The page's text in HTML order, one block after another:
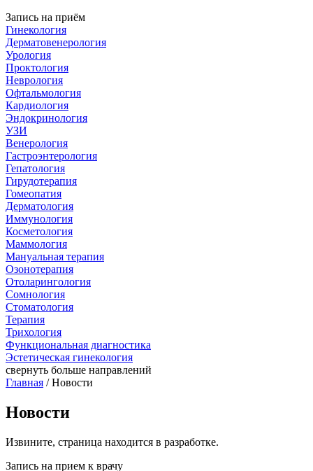
Запись на приём
Гинекология
Дерматовенерология
Урология
Проктология
Неврология
Офтальмология
Кардиология
Эндокринология
УЗИ
Венерология
Гастроэнтерология
Гепатология
Гирудотерапия
Гомеопатия
Дерматология
Иммунология
Косметология
Маммология
Мануальная терапия
Озонотерапия
Отоларингология
Сомнология
Стоматология
Терапия
Трихология
Функциональная диагностика
Эстетическая гинекология
свернуть больше направлений
Главная / Новости
Новости
Извините, страница находится в разработке.
Запись на прием к врачу